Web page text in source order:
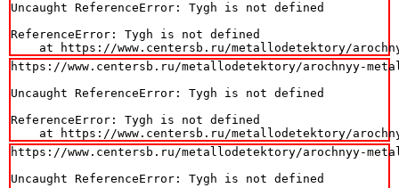
Uncaught ReferenceError: Tygh is not defined
ReferenceError: Tygh is not defined
at https://www.centersb.ru/metallodetektory/
https://www.centersb.ru/metallodetektory/arochnyy-
Uncaught ReferenceError: Tygh is not defined
ReferenceError: Tygh is not defined
at https://www.centersb.ru/metallodetektory/
https://www.centersb.ru/metallodetektory/arochnyy-
Uncaught ReferenceError: Tygh is not defined